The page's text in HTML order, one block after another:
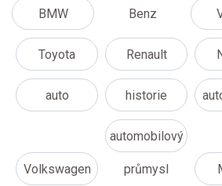
BMW Benz
Toyota Renault
auto historie
Volkswagen
automobilový
průmysl